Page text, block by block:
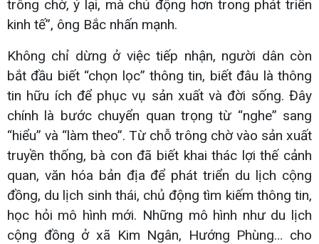
trông chờ, ỷ lại, mà chủ động hơn trong phát triển
kinh tế”, ông Bắc nhấn mạnh.
Không chỉ dừng ở việc tiếp nhận, người dân còn
bắt đầu biết “chọn lọc” thông tin, biết đâu là thông
tin hữu ích để phục vụ sản xuất và đời sống. Đây
chính là bước chuyển quan trọng từ “nghe” sang
“hiểu” và “làm theo”. Từ chỗ trông chờ vào sản xuất
truyền thống, bà con đã biết khai thác lợi thế cảnh
quan, văn hóa bản địa để phát triển du lịch cộng
đồng, du lịch sinh thái, chủ động tìm kiếm thông tin,
học hỏi mô hình mới. Những mô hình như du lịch
cộng đồng ở xã Kim Ngân, Hướng Phùng… cho